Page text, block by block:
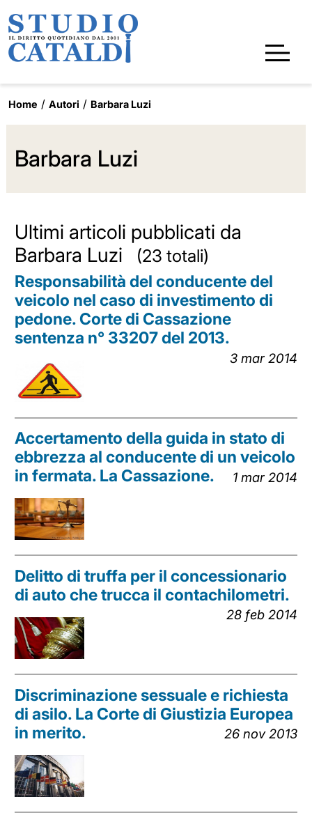
Home Autori Barbara Luzi
Barbara Luzi
Ultimi articoli pubblicati da
Barbara Luzi
(23 totali)
Responsabilità del conducente del
veicolo nel caso di investimento di
pedone. Corte di Cassazione
sentenza n° 33207 del 2013.
3 mar 2014
Accertamento della guida in stato di
ebbrezza al conducente di un veicolo
in fermata. La Cassazione.
1 mar 2014
Delitto di truffa per il concessionario
di auto che trucca il contachilometri.
28 feb 2014
Discriminazione sessuale e richiesta
di asilo. La Corte di Giustizia Europea
in merito.
26 nov 2013